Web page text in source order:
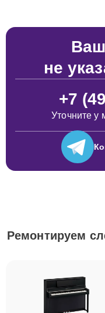
не
+7
Уточните у
Ремонтируем